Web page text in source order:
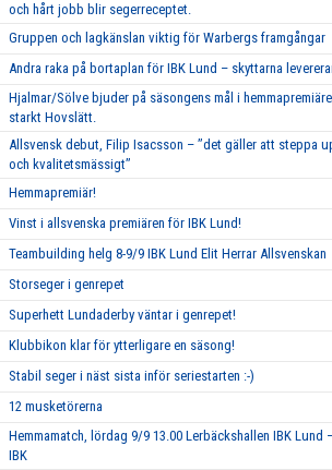
och hårt jobb blir segerreceptet.
Gruppen och lagkänslan viktig för Warbergs framgångar
Andra raka på bortaplan för IBK Lund – skyttarna
Hjalmar/Sölve bjuder på säsongens mål i
starkt Hovslätt.
Allsvensk debut, Filip Isacsson – ’’det gäller att steppa
och kvalitetsmässigt’’
Hemmapremiär!
Vinst i allsvenska premiären för IBK Lund!
Teambuilding helg 8-9/9 IBK Lund Elit Herrar Allsvenskan
Storseger i genrepet
Superhett Lundaderby väntar i genrepet!
Klubbikon klar för ytterligare en säsong!
Stabil seger i näst sista inför seriestarten :-)
12 musketörerna
Hemmamatch, lördag 9/9 13.00 Lerbäckshallen IBK Lund
IBK